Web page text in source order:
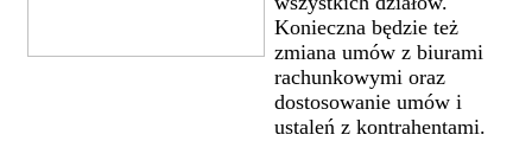
Konieczna będzie też
zmiana umów z biurami
rachunkowymi oraz
dostosowanie umów i
ustaleń z kontrahentami.